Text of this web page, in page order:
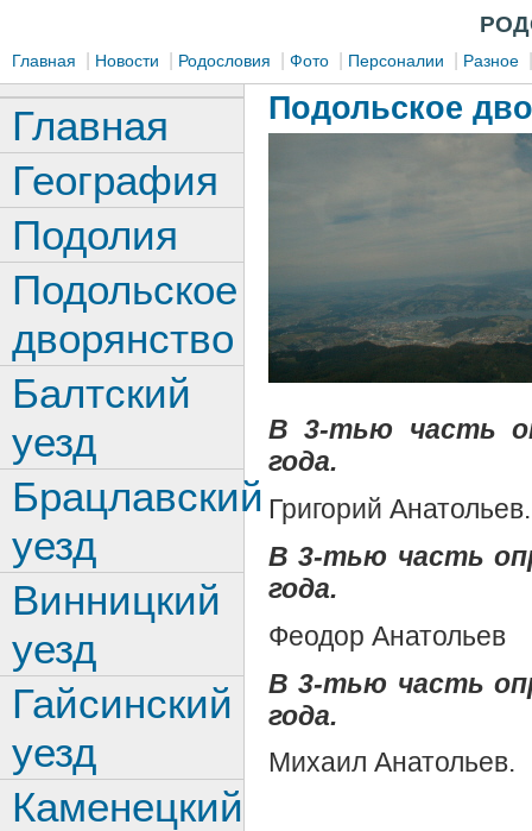
Главная Новости Родословия Фото Персоналии Разное
Подольское
В 3-тью часть
года.
Григорий Анатольев.
В 3-тью часть
года.
Феодор Анатольев
В 3-тью часть
года.
Михаил Анатольев.
Главная
География
Подолия
Подольское
дворянство
Балтский
уезд
Брацлавский
уезд
Винницкий
уезд
Гайсинский
уезд
Каменецкий